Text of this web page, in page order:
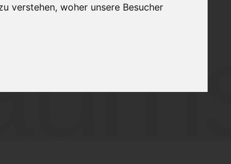
verstehen, woher unsere Besucher